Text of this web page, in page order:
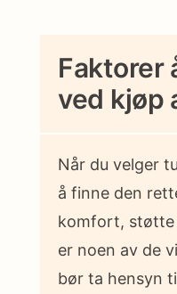
Faktorer
ved kjøp
Når du velger
å finne den
komfort, støtte
er noen av de
bør ta hensyn